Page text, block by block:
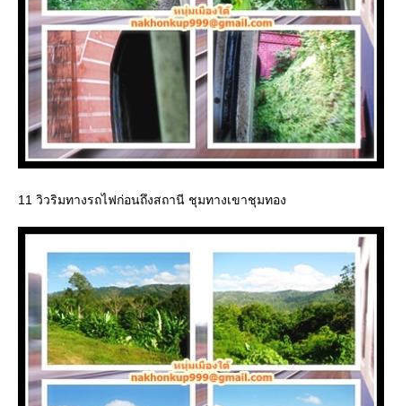
11 วิวริมทางรถไฟก่อนถึงสถานี ชุมทางเขาชุมทอง